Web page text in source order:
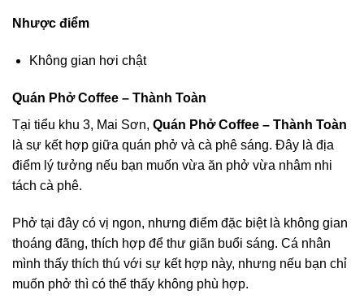
Nhược điểm
Không gian hơi chật
Quán Phở Coffee – Thành Toàn
Tại tiểu khu 3, Mai Sơn, Quán Phở Coffee – Thành Toàn
là sự kết hợp giữa quán phở và cà phê sáng. Đây là địa
điểm lý tưởng nếu bạn muốn vừa ăn phở vừa nhâm nhi
tách cà phê.
Phở tại đây có vị ngon, nhưng điểm đặc biệt là không gian
thoáng đãng, thích hợp để thư giãn buổi sáng. Cá nhân
mình thấy thích thú với sự kết hợp này, nhưng nếu bạn chỉ
muốn phở thì có thể thấy không phù hợp.